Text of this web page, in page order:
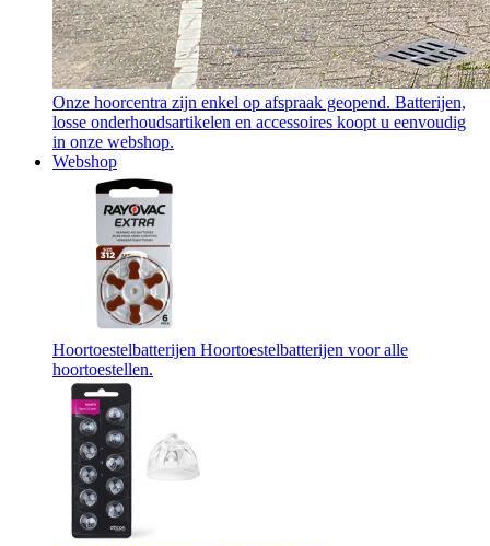
Onze hoorcentra zijn enkel op afspraak geopend. Batterijen,
losse onderhoudsartikelen en accessoires koopt u eenvoudig
in onze webshop.
Webshop
Hoortoestelbatterijen Hoortoestelbatterijen voor alle
hoortoestellen.